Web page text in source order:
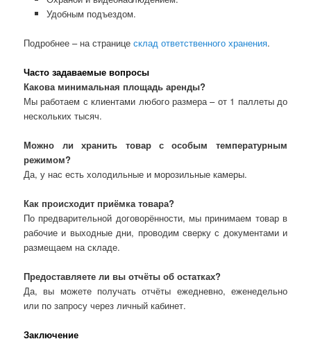
Удобным подъездом.
Подробнее – на страницесклад ответственного хранения.
Часто задаваемые вопросы
Какова минимальная площадь аренды?
Мы работаем с клиентами любого размера – от 1 паллеты до
нескольких тысяч.
Можно ли хранить товар с особым температурным
режимом?
Да, у нас есть холодильные и морозильные камеры.
Как происходит приёмка товара?
По предварительной договорённости, мы принимаем товар в
рабочие и выходные дни, проводим сверку с документами и
размещаем на складе.
Предоставляете ли вы отчёты об остатках?
Да, вы можете получать отчёты ежедневно, еженедельно
или по запросу через личный кабинет.
Заключение